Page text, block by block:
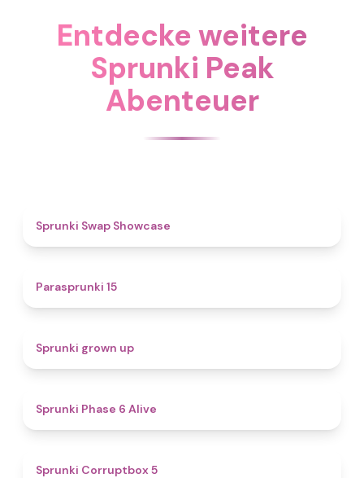
Entdecke weitere
Sprunki Peak
Abenteuer
Sprunki Swap Showcase
Parasprunki 15
Sprunki grown up
Sprunki Phase 6 Alive
Sprunki Corruptbox 5